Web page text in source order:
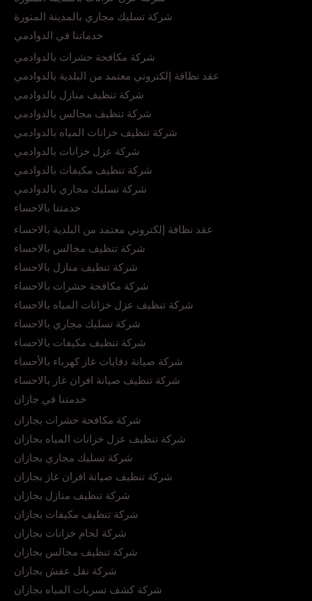
شركة تسليك مجاري بالمدينة المنورة
خدماتنا في الدوادمي
شركة مكافحة حشرات بالدوادمي
عقد نظافة إلكتروني معتمد من البلدية بالدوادمي
شركة تنظيف منازل بالدوادمي
شركة تنظيف مجالس بالدوادمي
شركة تنظيف خزانات المياه بالدوادمي
شركة عزل خزانات بالدوادمي
شركة تنظيف مكيفات بالدوادمي
شركة تسليك مجاري بالدوادمي
خدمتنا بالاحساء
عقد نظافة إلكتروني معتمد من البلدية بالاحساء
شركة تنظيف مجالس بالاحساء
شركة تنظيف منازل بالاحساء
شركة مكافحة حشرات بالاحساء
شركة تنظيف عزل خزانات المياه بالاحساء
شركة تسليك مجاري بالاحساء
شركة تنظيف مكيفات بالاحساء
شركة صيانة دفايات غاز كهرباء بالأحساء
شركة تنظيف صيانة افران غاز بالاحساء
خدمتنا في جازان
شركة مكافحة حشرات بجازان
شركة تنظيف عزل خزانات المياه بجازان
شركة تسليك مجاري بجازان
شركة تنظيف صيانة افران غاز بجازان
شركة تنظيف منازل بجازان
شركة تنظيف مكيفات بجازان
شركة لحام خزانات بجازان
شركة تنظيف مجالس بجازان
شركة نقل عفش بجازان
شركة كشف تسربات المياه بجازان